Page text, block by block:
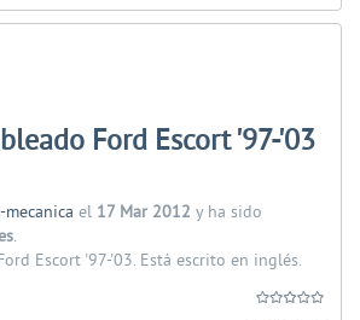
Ford Escort '97-'03
mecanica el 17 Mar 2012 y ha sido
.
Escort '97-'03. Está escrito en inglés.